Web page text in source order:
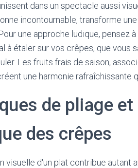
dans un spectacle aussi
incontournable, transforme
une approche ludique, pensez
à étaler sur vos crêpes, que vous
Les fruits frais de saison,
une harmonie rafraîchissante
de pliage
des crêpes
visuelle d'un plat contribue autant